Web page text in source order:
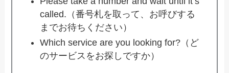
called.（番号札を取って、お呼びする
までお待ちください）
Which service are you looking for?（ど
のサービスをお探しですか）